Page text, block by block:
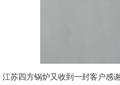
方锅炉又收到一封客户感谢